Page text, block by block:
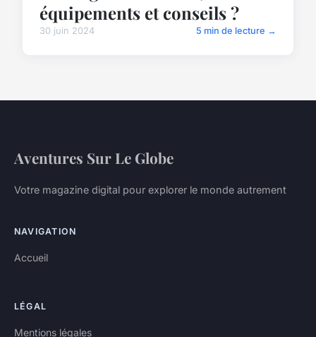
équipements et conseils ?
30 juin 2024 5 min de lecture →
Aventures Sur Le Globe
Votre magazine digital pour explorer le monde autrement
NAVIGATION
Accueil
LÉGAL
Mentions légales